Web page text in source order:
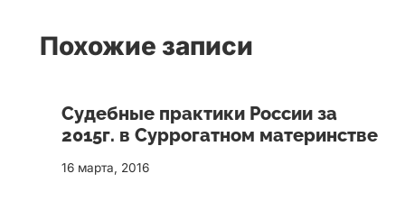
Похожие записи
Судебные практики России за
2015г. в Суррогатном материнстве
16 марта, 2016